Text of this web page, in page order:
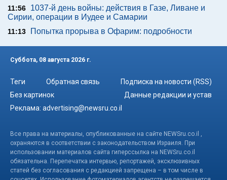
11:56
1037-й день войны: действия в Газе, Ливане и
Сирии, операции в Иудее и Самарии
11:13 Попытка прорыва в Офарим: подробности
Суббота, 08 августа 2026 г.
Теги Обратная связь
Подписка на новости (RSS)
Без картинок
Данные редакции и устав
Реклама: advertising@newsru.co.il
Все права на материалы, опубликованные на сайте NEWSru.co.il ,
охраняются в соответствии с законодательством Израиля. При
использовании материалов сайта гиперссылка на NEWSru.co.il
обязательна. Перепечатка интервью, репортажей, эксклюзивных
статей без согласования с редакцией запрещена – в том числе в